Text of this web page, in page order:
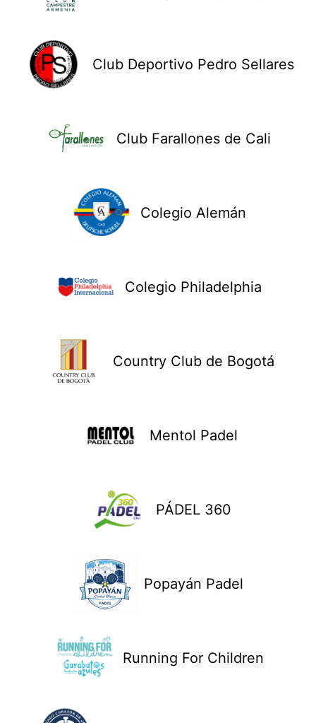
Club Deportivo Pedro Sellares
Club Farallones de Cali
Colegio Alemán
Colegio Philadelphia
Country Club de Bogotá
Mentol Padel
PÁDEL 360
Popayán Padel
Running For Children